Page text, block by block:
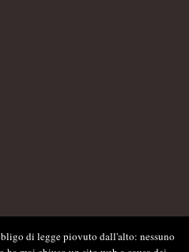
di legge piovuto dall'alto: nessuno